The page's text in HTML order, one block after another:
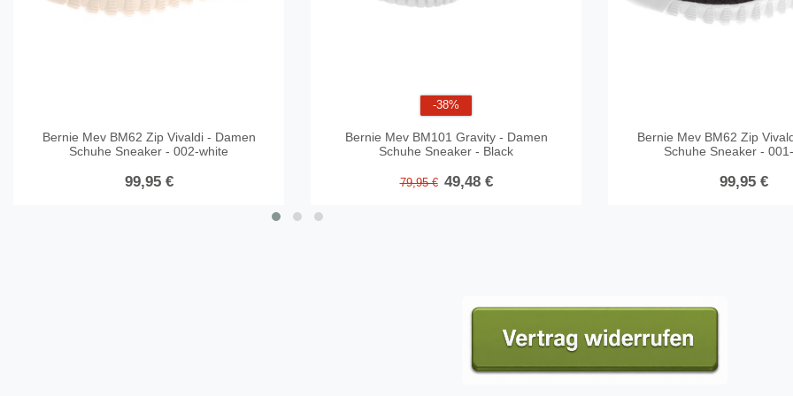
Bernie Mev BM62 Zip Vivaldi - Damen
Schuhe Sneaker - 002-white
99,95 €
-38%
Bernie Mev BM101 Gravity - Damen
Schuhe Sneaker - Black
79,95 € 49,48 €
Bernie Mev BM101
Schuhe Sneaker -
79,95 €
Bernie Mev BM62 Zip
Schuhe Sneaker -
99,95 €